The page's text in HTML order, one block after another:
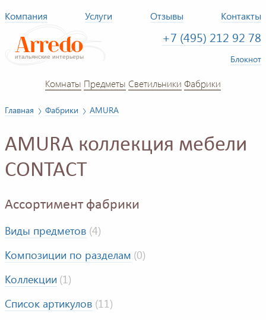
Компания Услуги Отзывы Контакты
+7 (495) 212 92 78
Блокнот
Комнаты Предметы Светильники Фабрики
Главная Фабрики AMURA
AMURA коллекция мебели
CONTACT
Ассортимент фабрики
Виды предметов (4)
Композиции по разделам (0)
Коллекции (1)
Список артикулов (11)